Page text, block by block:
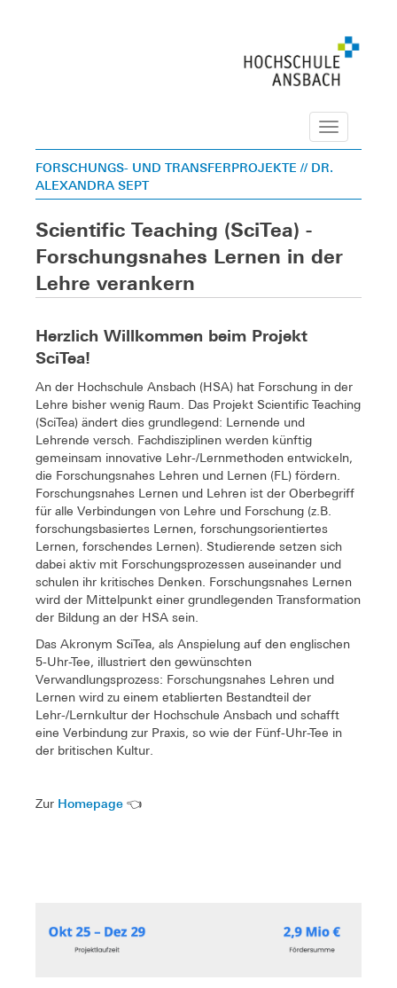
Navigation
FORSCHUNGS- UND TRANSFERPROJEKTE // DR.
ALEXANDRA SEPT
Scientific Teaching (SciTea) -
Forschungsnahes Lernen in der
Lehre verankern
Herzlich Willkommen beim Projekt
SciTea!
An der Hochschule Ansbach (HSA) hat Forschung in der
Lehre bisher wenig Raum. Das Projekt Scientific Teaching
(SciTea) ändert dies grundlegend: Lernende und
Lehrende versch. Fachdisziplinen werden künftig
gemeinsam innovative Lehr-/Lernmethoden entwickeln,
die Forschungsnahes Lehren und Lernen (FL) fördern.
Forschungsnahes Lernen und Lehren ist der Oberbegriff
für alle Verbindungen von Lehre und Forschung (z.B.
forschungsbasiertes Lernen, forschungsorientiertes
Lernen, forschendes Lernen). Studierende setzen sich
dabei aktiv mit Forschungsprozessen auseinander und
schulen ihr kritisches Denken. Forschungsnahes Lernen
wird der Mittelpunkt einer grundlegenden Transformation
der Bildung an der HSA sein.
Das Akronym SciTea, als Anspielung auf den englischen
5-Uhr-Tee, illustriert den gewünschten
Verwandlungsprozess: Forschungsnahes Lehren und
Lernen wird zu einem etablierten Bestandteil der
Lehr-/Lernkultur der Hochschule Ansbach und schafft
eine Verbindung zur Praxis, so wie der Fünf-Uhr-Tee in
der britischen Kultur.
Zur Homepage 👈